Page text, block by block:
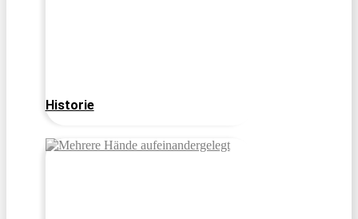
Historie